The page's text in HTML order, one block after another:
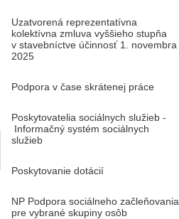
Uzatvorená reprezentatívna
kolektívna zmluva vyššieho stupňa
v stavebníctve účinnosť 1. novembra
2025
Podpora v čase skrátenej práce
Poskytovatelia sociálnych služieb -
Informačný systém sociálnych
služieb
Poskytovanie dotácií
NP Podpora sociálneho začleňovania
pre vybrané skupiny osôb